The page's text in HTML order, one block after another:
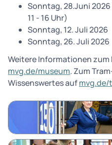
Sonntag, 28.Juni
11 - 16 Uhr)
Sonntag, 12. Juli 2026
Sonntag, 26. Juli 2026
Weitere Informationen zum
mvg.de/museum. Zum
Wissenswertes aufmvg.de/